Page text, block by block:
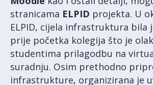
stranicama ELPID projekta. U
ELPID, cijela infrastruktura bila
prije početka kolegija što je
studentima prilagodbu na
suradnju. Osim prethodno
infrastrukture, organizirana je